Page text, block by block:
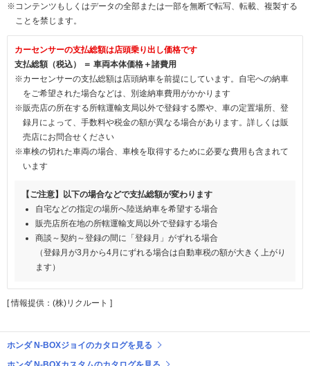
※コンテンツもしくはデータの全部または一部を無断で転写、転載、複製する
ことを禁じます。
カーセンサーの支払総額は店頭乗り出し価格です
支払総額（税込） ＝ 車両本体価格＋諸費用
※カーセンサーの支払総額は店頭納車を前提にしています。自宅への納車
をご希望された場合などは、別途納車費用がかかります
※販売店の所在する所轄運輸支局以外で登録する際や、車の定置場所、登
録月によって、手数料や税金の額が異なる場合があります。詳しくは販
売店にお問合せください
※車検の切れた車両の場合、車検を取得するために必要な費用も含まれて
います
【ご注意】以下の場合などで支払総額が変わります
自宅などの指定の場所へ陸送納車を希望する場合
販売店所在地の所轄運輸支局以外で登録する場合
商談～契約～登録の間に「登録月」がずれる場合
（登録月が3月から4月にずれる場合は自動車税の額が大きく上がり
ます）
[ 情報提供：(株)リクルート ]
ホンダ N-BOXジョイのカタログを見る